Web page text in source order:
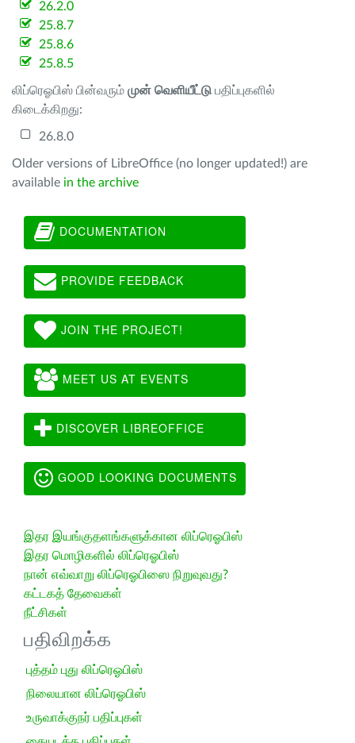
26.2.0
25.8.7
25.8.6
25.8.5
லிப்ரெஓபிஸ் பின்வரும் முன் வெளியீட்டு பதிப்புகளில்
கிடைக்கிறது:
26.8.0
Older versions of LibreOffice (no longer updated!) are
available in the archive
DOCUMENTATION
PROVIDE FEEDBACK
JOIN THE PROJECT!
MEET US AT EVENTS
DISCOVER LIBREOFFICE
GOOD LOOKING DOCUMENTS
இதர இயங்குதளங்களுக்கான லிப்ரெஓபிஸ்
இதர மொழிகளில் லிப்ரெஓபிஸ்
நான் எவ்வாறு லிப்ரெஓபிஸை நிறுவுவது?
கட்டகத் தேவைகள்
நீட்சிகள்
பதிவிறக்க
புத்தம் புது லிப்ரெஓபிஸ்
நிலையான லிப்ரெஓபிஸ்
உருவாக்குநர் பதிப்புகள்